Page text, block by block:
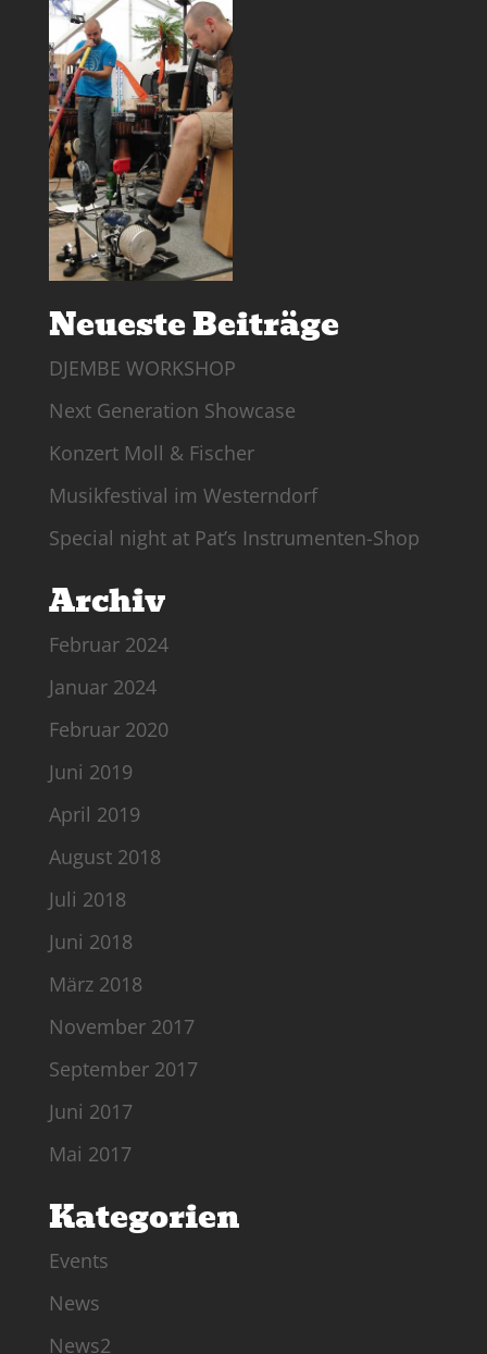
Neueste Beiträge
DJEMBE WORKSHOP
Next Generation Showcase
Konzert Moll & Fischer
Musikfestival im Westerndorf
Special night at Pat’s Instrumenten-Shop
Archiv
Februar 2024
Januar 2024
Februar 2020
Juni 2019
April 2019
August 2018
Juli 2018
Juni 2018
März 2018
November 2017
September 2017
Juni 2017
Mai 2017
Kategorien
Events
News
News2